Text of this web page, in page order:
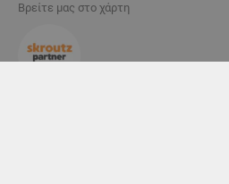
Βρείτε μας στο χάρτη